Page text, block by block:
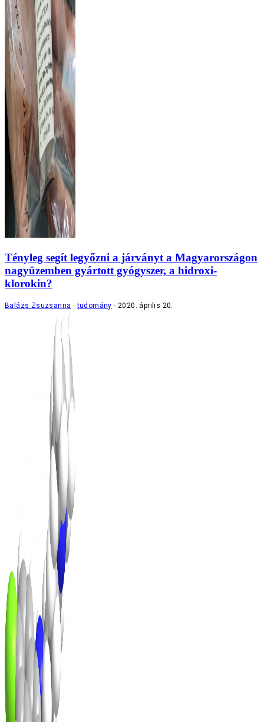
Tényleg segít legyőzni a járványt a Magyarországon
nagyüzemben gyártott gyógyszer, a hidroxi-
klorokin?
Balázs Zsuzsanna tudomány 2020. április 20.